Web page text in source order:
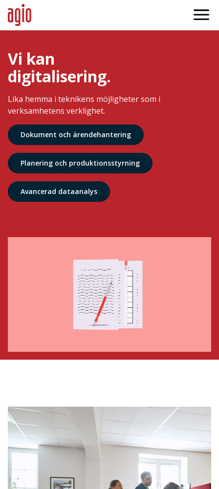
Vi kan
digitalisering.
Lika hemma i teknikens möjligheter som i
verksamhetens verklighet.
Dokument och ärendehantering
Planering och produktionsstyrning
Avancerad dataanalys